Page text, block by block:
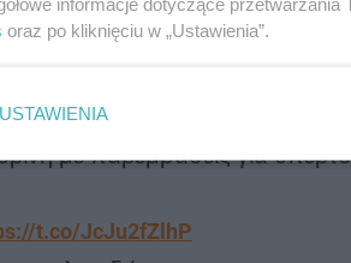
grecki rząd, który planuje
Stawka ma zostać
ilu turystów dziennie wyspa
με παρεμβάσεις για
t.co/JcJu2fZlhP
oraz po kliknięciu w „Ustawienia”.
USTAWIENIA